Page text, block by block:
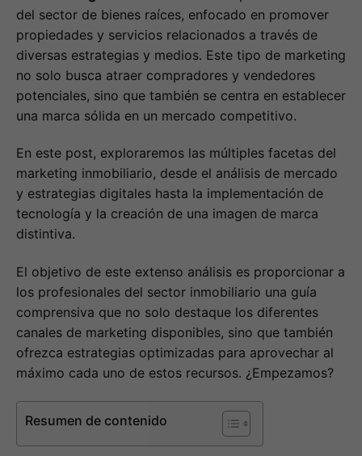
del sector de bienes raíces, enfocado en promover
propiedades y servicios relacionados a través de
diversas estrategias y medios. Este tipo de marketing
no solo busca atraer compradores y vendedores
potenciales, sino que también se centra en establecer
una marca sólida en un mercado competitivo.
En este post, exploraremos las múltiples facetas del
marketing inmobiliario, desde el análisis de mercado
y estrategias digitales hasta la implementación de
tecnología y la creación de una imagen de marca
distintiva.
El objetivo de este extenso análisis es proporcionar a
los profesionales del sector inmobiliario una guía
comprensiva que no solo destaque los diferentes
canales de marketing disponibles, sino que también
ofrezca estrategias optimizadas para aprovechar al
máximo cada uno de estos recursos. ¿Empezamos?
Resumen de contenido